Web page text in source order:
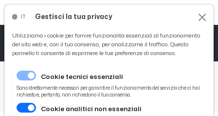
/ Picenotime
/ Atletico Ascoli
/ Atletico Ascoli-HR Maceratese 2-3, highlights
Gestisci la tua privacy
Utilizziamo i cookie per fornire funzionalità essenziali al funzionamento
del sito web e, con il tuo consenso, per analizzarne il traffico. Questo
pannello ti consente di esprimere le tue preferenze di consenso.
Cookie tecnici essenziali
Sono strettamente necessari per garantire il funzionamento del servizio che ci hai
richiesto e, pertanto, non richiedono il tuo consenso.
Cookie analitici non essenziali
Tutto News
Tutto Sport
Basket
Ciclismo
Tutto Curiosità